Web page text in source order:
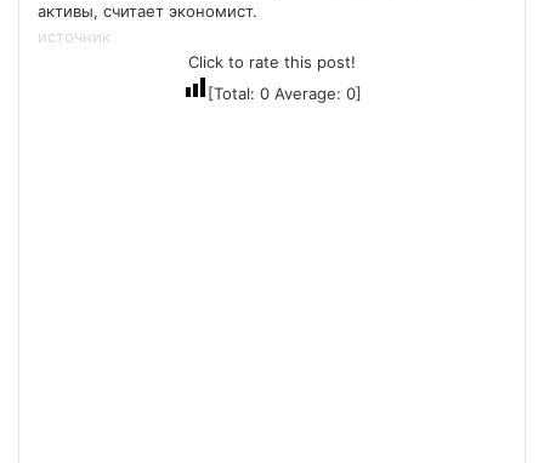
активы, считает экономист.
источник
Click to rate this post!
[Total: 0Average: 0]